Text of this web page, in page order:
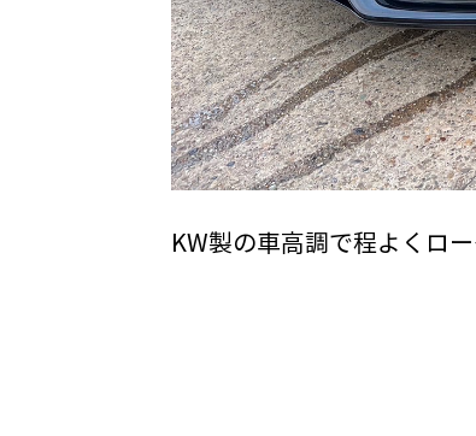
KW製の車高調で程よくロ